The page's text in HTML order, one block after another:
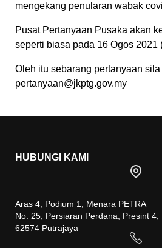
mengekang penularan wabak
Pusat Pertanyaan Pusaka akan
seperti biasa pada 16 Ogos 2021
Oleh itu sebarang pertanyaan
pertanyaan@jkptg.gov.my
HUBUNGI KAMI
Aras 4, Podium 1, Menara PETRA
No. 25, Persiaran Perdana, Presint 4,
62574 Putrajaya